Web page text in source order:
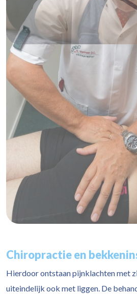
Chiropractie en
Hierdoor ontstaan pijnklachten met
uiteindelijk ook met liggen. De